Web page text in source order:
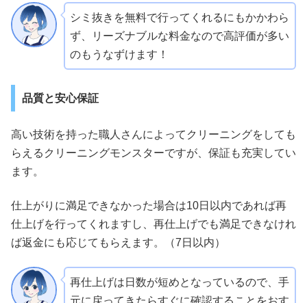
シミ抜きを無料で行ってくれるにもかかわら
ず、リーズナブルな料金なので高評価が多い
のもうなずけます！
品質と安心保証
高い技術を持った職人さんによってクリーニングをしても
らえるクリーニングモンスターですが、保証も充実してい
ます。
仕上がりに満足できなかった場合は10日以内であれば再
仕上げを行ってくれますし、再仕上げでも満足できなけれ
ば返金にも応じてもらえます。（7日以内）
再仕上げは日数が短めとなっているので、手